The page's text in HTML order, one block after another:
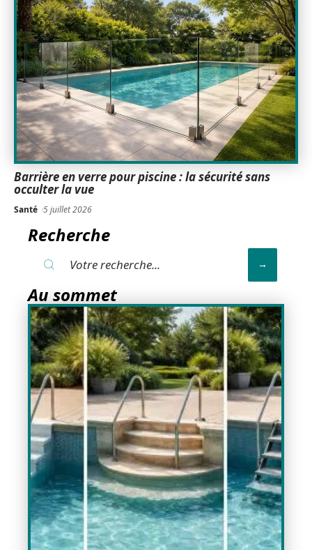
Barrière en verre pour piscine : la sécurité sans
occulter la vue
Santé 5 juillet 2026
Recherche
Au sommet